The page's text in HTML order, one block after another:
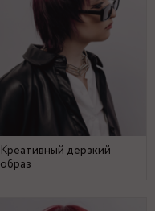
Креативный дерзкий
образ